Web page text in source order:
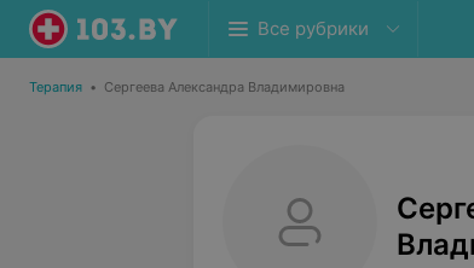
Все рубрики
Терапия • Сергеева Александра Владимировна